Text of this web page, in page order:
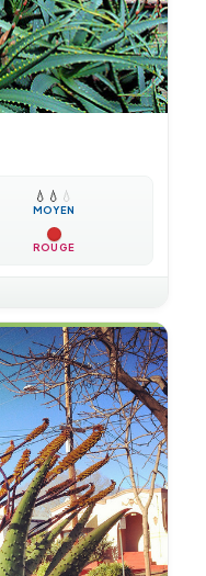
💧 💧 💧
MOYEN
ROUGE